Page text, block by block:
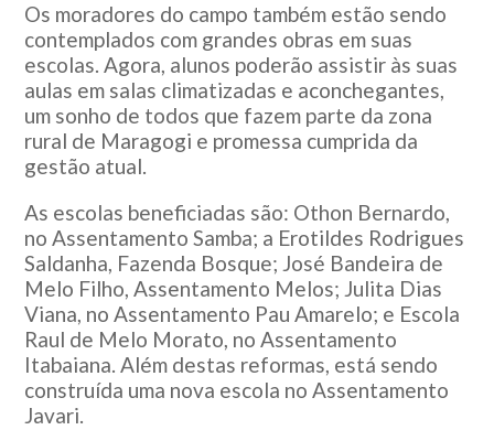
Os moradores do campo também estão sendo
contemplados com grandes obras em suas
escolas. Agora, alunos poderão assistir às suas
aulas em salas climatizadas e aconchegantes,
um sonho de todos que fazem parte da zona
rural de Maragogi e promessa cumprida da
gestão atual.
As escolas beneficiadas são: Othon Bernardo,
no Assentamento Samba; a Erotildes Rodrigues
Saldanha, Fazenda Bosque; José Bandeira de
Melo Filho, Assentamento Melos; Julita Dias
Viana, no Assentamento Pau Amarelo; e Escola
Raul de Melo Morato, no Assentamento
Itabaiana. Além destas reformas, está sendo
construída uma nova escola no Assentamento
Javari.